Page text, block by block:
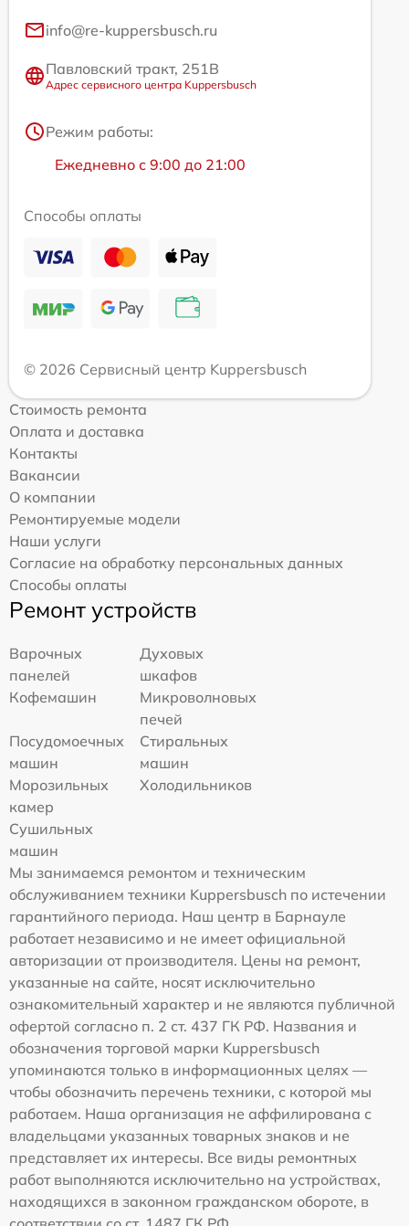
info@re-kuppersbusch.ru
Павловский тракт, 251В
Адрес сервисного центра Kuppersbusch
Режим работы:
Ежедневно с 9:00 до 21:00
Способы оплаты
© 2026 Сервисный центр Kuppersbusch
Стоимость ремонта
Оплата и доставка
Контакты
Вакансии
О компании
Ремонтируемые модели
Наши услуги
Согласие на обработку персональных данных
Способы оплаты
Ремонт устройств
Варочных
панелей
Духовых
шкафов
Кофемашин
Микроволновых
печей
Посудомоечных
машин
Стиральных
машин
Морозильных
камер
Холодильников
Сушильных
машин
Мы занимаемся ремонтом и техническим
обслуживанием техники Kuppersbusch по истечении
гарантийного периода. Наш центр в Барнауле
работает независимо и не имеет официальной
авторизации от производителя. Цены на ремонт,
указанные на сайте, носят исключительно
ознакомительный характер и не являются публичной
офертой согласно п. 2 ст. 437 ГК РФ. Названия и
обозначения торговой марки Kuppersbusch
упоминаются только в информационных целях —
чтобы обозначить перечень техники, с которой мы
работаем. Наша организация не аффилирована с
владельцами указанных товарных знаков и не
представляет их интересы. Все виды ремонтных
работ выполняются исключительно на устройствах,
находящихся в законном гражданском обороте, в